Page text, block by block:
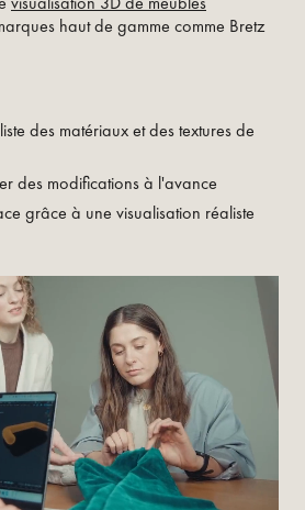
haut de gamme comme Bretz
des matériaux et des textures de
des modifications à l'avance
grâce à une visualisation réaliste